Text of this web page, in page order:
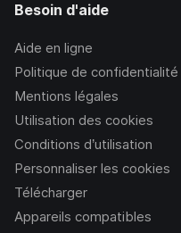
Besoin d'aide
Aide en ligne
Politique de confidentialité
Mentions légales
Utilisation des cookies
Conditions d’utilisation
Personnaliser les cookies
Télécharger
Appareils compatibles